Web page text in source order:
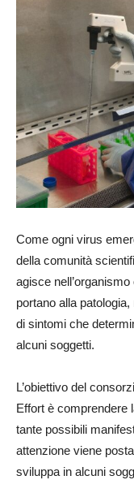
Come ogni virus
della comunità
agisce
portano alla
di sintomi che
alcuni soggetti.
L’obiettivo del
Effort è comprendere
tante possibili
attenzione viene
sviluppa in alcuni